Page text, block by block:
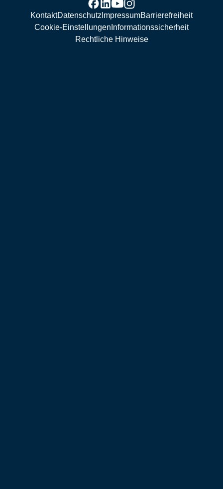
KontaktDatenschutz ImpressumBarrierefreiheit
Cookie-Einstellungen Informationssicherheit
Rechtliche Hinweise